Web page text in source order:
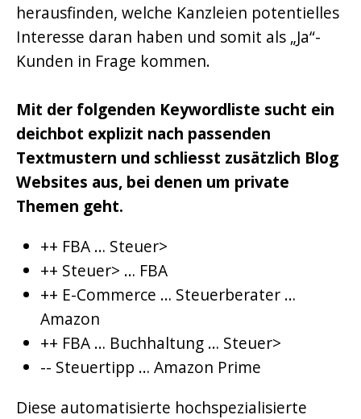
herausfinden, welche Kanzleien potentielles
Interesse daran haben und somit als „Ja“-
Kunden in Frage kommen.
Mit der folgenden Keywordliste sucht ein
deichbot explizit nach passenden
Textmustern und schliesst zusätzlich Blog
Websites aus, bei denen um private
Themen geht.
++ FBA … Steuer>
++ Steuer> … FBA
++ E-Commerce … Steuerberater …
Amazon
++ FBA … Buchhaltung … Steuer>
-- Steuertipp … Amazon Prime
Diese automatisierte hochspezialisierte